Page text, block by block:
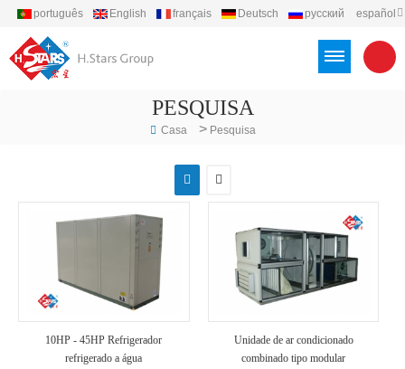
português English français Deutsch русский
español
PESQUISA
Casa > Pesquisa
10HP - 45HP Refrigerador
refrigerado a água
Unidade de ar condicionado
combinado tipo modular